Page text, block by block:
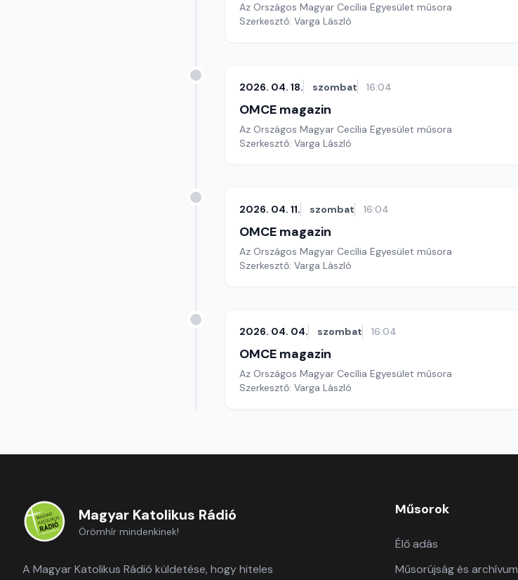
Az Országos Magyar Cecília Egyesület műsora
Szerkesztő: Varga László
2026. 04. 18. szombat 16:04
OMCE magazin
Az Országos Magyar Cecília Egyesület műsora
Szerkesztő: Varga László
2026. 04. 11. szombat 16:04
OMCE magazin
Az Országos Magyar Cecília Egyesület műsora
Szerkesztő: Varga László
2026. 04. 04. szombat 16:04
OMCE magazin
Az Országos Magyar Cecília Egyesület műsora
Szerkesztő: Varga László
Magyar Katolikus Rádió
Örömhír mindenkinek!
A Magyar Katolikus Rádió küldetése, hogy hiteles
Műsorok
Élő adás
Műsorújság és archívum